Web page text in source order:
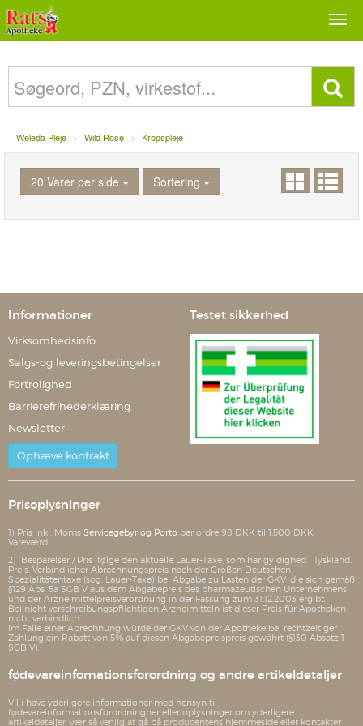
Weleda Pleje Wild Rose Kropspleje
20 Varer per side Sortering
Informationer
Virksomhedsinfo
Salgs-og leveringsbetingelser
Fortrolighed
Barrierefrihederklæring
Newsletter
Ophæve kontrakt
Testet sikkerhed
Prisoplysninger
1) Pris inkl. Moms Servicegebyr og Porto per ordre 98 DKK til 1.500 DKK
Vareværdi.
2) Besparelser / Pris ifølge den aktuelle Lauer-Taxe, som har gyldighed i Tyskland.
Preis: Verbindlicher Abrechnungspreis nach der Großen Deutschen
Spezialitätentaxe (sog. Lauer-Taxe) bei Abgabe zu Lasten der GKV, die sich gemäß
§129 Abs. 5a SGB V aus dem Abgabepreis des pharmazeutischen Unternehmens
und der Arzneimittelpreisverordnung in der Fassung zum 31.12.2003 ergibt.
Bei nicht verschreibungspflichtigen Arzneimitteln ist dieser Preis für Apotheken
nicht verbindlich.
Im Falle einer Abrechnung würde der GKV von der Apotheke bei rechtzeitiger
Zahlung ein Rabatt von 5% auf diesen Abgabepreispreis gewährt (§130 Absatz 1
SGB V).
fødevareinfomationsforordning og andre artikeldetaljer
Vil i have yderligere informationer med hensyn til
fødevareinformationsforordningner eller oplysninger om yderligere
artikeldetaljer, vær så venlig at gå på producentens hjemmeside eller kontakter